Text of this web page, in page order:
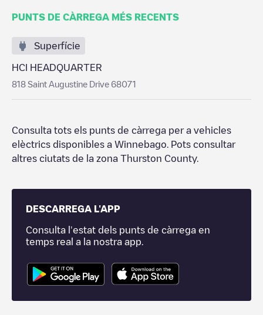
PUNTS DE CÀRREGA MÉS RECENTS
Superfície
HCI HEADQUARTER
818 Saint Augustine Drive 68071
Consulta tots els punts de càrrega per a vehicles
elèctrics disponibles a Winnebago . Pots consultar
altres ciutats de la zona Thurston County.
DESCARREGA L'APP
Consulta l'estat dels punts de càrrega en
temps real a la nostra app.